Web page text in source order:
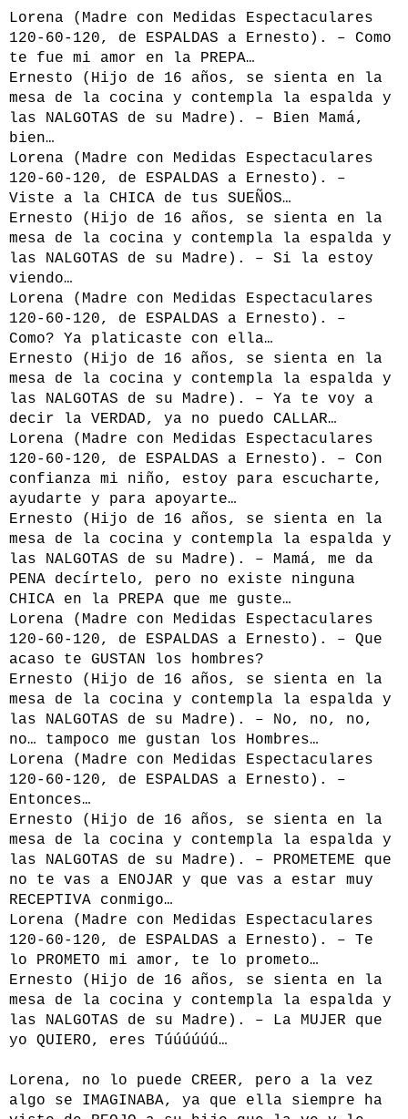
Lorena (Madre con Medidas Espectaculares
120-60-120, de ESPALDAS a Ernesto). – Como
te fue mi amor en la PREPA…
Ernesto (Hijo de 16 años, se sienta en la
mesa de la cocina y contempla la espalda y
las NALGOTAS de su Madre). – Bien Mamá,
bien…
Lorena (Madre con Medidas Espectaculares
120-60-120, de ESPALDAS a Ernesto). –
Viste a la CHICA de tus SUEÑOS…
Ernesto (Hijo de 16 años, se sienta en la
mesa de la cocina y contempla la espalda y
las NALGOTAS de su Madre). – Si la estoy
viendo…
Lorena (Madre con Medidas Espectaculares
120-60-120, de ESPALDAS a Ernesto). –
Como? Ya platicaste con ella…
Ernesto (Hijo de 16 años, se sienta en la
mesa de la cocina y contempla la espalda y
las NALGOTAS de su Madre). – Ya te voy a
decir la VERDAD, ya no puedo CALLAR…
Lorena (Madre con Medidas Espectaculares
120-60-120, de ESPALDAS a Ernesto). – Con
confianza mi niño, estoy para escucharte,
ayudarte y para apoyarte…
Ernesto (Hijo de 16 años, se sienta en la
mesa de la cocina y contempla la espalda y
las NALGOTAS de su Madre). – Mamá, me da
PENA decírtelo, pero no existe ninguna
CHICA en la PREPA que me guste…
Lorena (Madre con Medidas Espectaculares
120-60-120, de ESPALDAS a Ernesto). – Que
acaso te GUSTAN los hombres?
Ernesto (Hijo de 16 años, se sienta en la
mesa de la cocina y contempla la espalda y
las NALGOTAS de su Madre). – No, no, no,
no… tampoco me gustan los Hombres…
Lorena (Madre con Medidas Espectaculares
120-60-120, de ESPALDAS a Ernesto). –
Entonces…
Ernesto (Hijo de 16 años, se sienta en la
mesa de la cocina y contempla la espalda y
las NALGOTAS de su Madre). – PROMETEME que
no te vas a ENOJAR y que vas a estar muy
RECEPTIVA conmigo…
Lorena (Madre con Medidas Espectaculares
120-60-120, de ESPALDAS a Ernesto). – Te
lo PROMETO mi amor, te lo prometo…
Ernesto (Hijo de 16 años, se sienta en la
mesa de la cocina y contempla la espalda y
las NALGOTAS de su Madre). – La MUJER que
yo QUIERO, eres Túúúúúú…
Lorena, no lo puede CREER, pero a la vez
algo se IMAGINABA, ya que ella siempre ha